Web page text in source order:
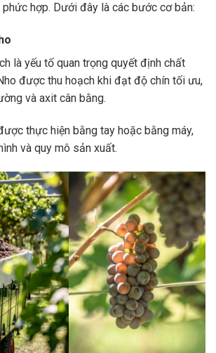
hợp. Dưới đây là các bước cơ bản:
là yếu tố quan trọng quyết định chất
được thu hoạch khi đạt độ chín tối ưu,
và axit cân bằng.
thực hiện bằng tay hoặc bằng máy,
và quy mô sản xuất.